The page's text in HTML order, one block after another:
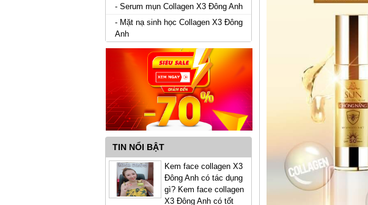
- Serum mụn Collagen X3 Đông Anh
- Mặt nạ sinh học Collagen X3 Đông
Anh
TIN NỔI BẬT
Kem face collagen X3
Đông Anh có tác dụng
gì? Kem face collagen
X3 Đông Anh có tốt